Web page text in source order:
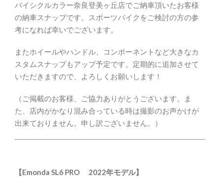
バイシクルカラー奈良登美ヶ丘店でご納車頂いたお客様
の納車スナップです。スポーツバイクをご検討の方の参
考になれば幸いでございます。
またホイールやハンドル、コンポーネントなど大きなカ
スタムスナップもアップ予定です。定期的に追加させて
いただきますので、よろしくお願いします！
（ご掲載のお客様、ご協力ありがとうございます。ま
た、店内がかなり混み合っている時は撮影のお声かけが
出来ておりません。申し訳ございません。）
【Emonda SL6 PRO 2022年モデル】